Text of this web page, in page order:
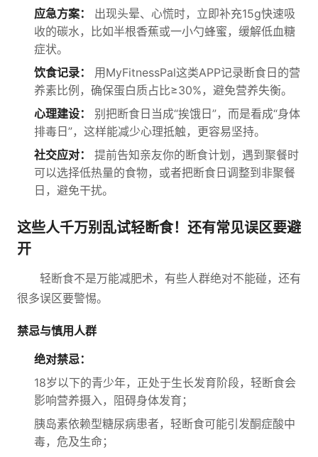
应急方案：
出现头晕、心慌时，立即补充15g快速吸
收的碳水，比如半根香蕉或一小勺蜂蜜，缓解低血糖
症状。
饮食记录：
用MyFitnessPal这类APP记录断食日的营
养素比例，确保蛋白质占比≥30%，避免营养失衡。
心理建设：
别把断食日当成“挨饿日”，而是看成“身体
排毒日”，这样能减少心理抵触，更容易坚持。
社交应对：
提前告知亲友你的断食计划，遇到聚餐时
可以选择低热量的食物，或者把断食日调整到非聚餐
日，避免干扰。
这些人千万别乱试轻断食！还有常见误区要避
开
轻断食不是万能减肥术，有些人群绝对不能碰，还有
很多误区要警惕。
禁忌与慎用人群
绝对禁忌：
18岁以下的青少年，正处于生长发育阶段，轻断食会
影响营养摄入，阻碍身体发育；
胰岛素依赖型糖尿病患者，轻断食可能引发酮症酸中
毒，危及生命；